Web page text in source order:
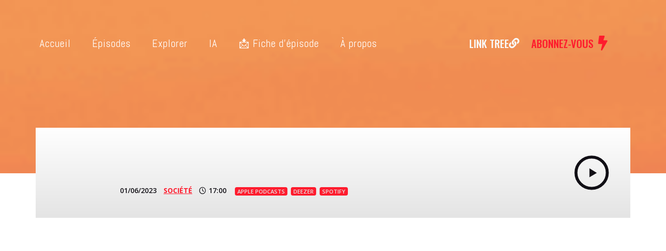
Accueil Épisodes Explorer IA 📩 Fiche d’épisode À propos LINK TREE ABONNEZ-VOUS
01/06/2023 SOCIÉTÉ 17:00 APPLE PODCASTS DEEZER SPOTIFY